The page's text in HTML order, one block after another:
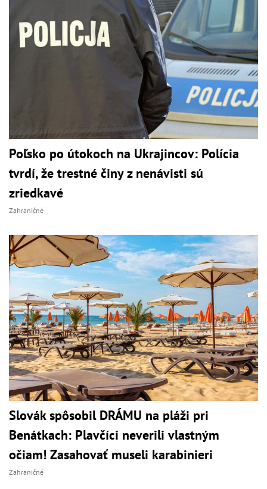
Poľsko po útokoch na Ukrajincov: Polícia
tvrdí, že trestné činy z nenávisti sú
zriedkavé
Zahraničné
Slovák spôsobil DRÁMU na pláži pri
Benátkach: Plavčíci neverili vlastným
očiam! Zasahovať museli karabinieri
Zahraničné